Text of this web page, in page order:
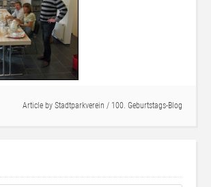
Article by Stadtparkverein / 100. Geburtstags-Blog